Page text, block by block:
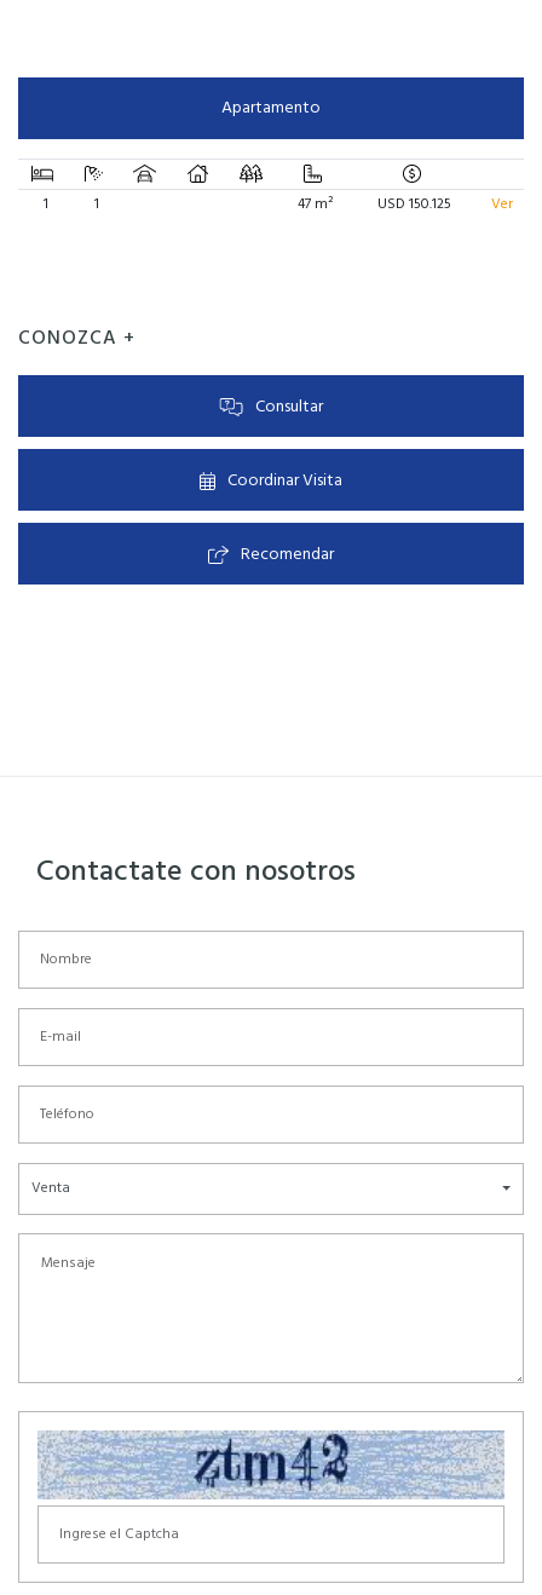
Apartamento
1 1 47 m² USD 150.125 Ver
CONOZCA +
Consultar
Coordinar Visita
Recomendar
Contactate con nosotros
Venta